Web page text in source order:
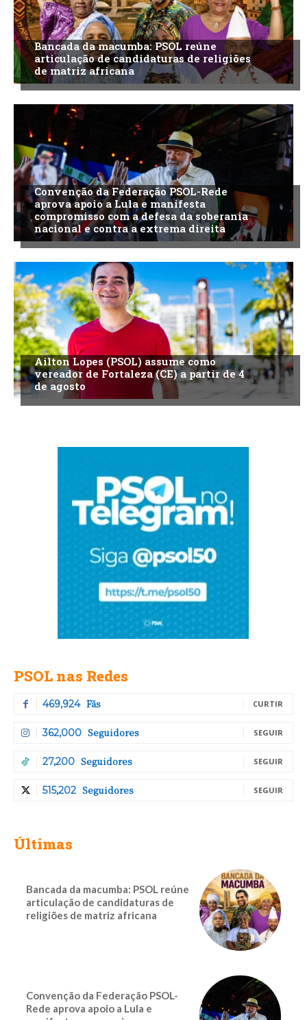
Bancada da macumba: PSOL reúne
articulação de candidaturas de religiões
de matriz africana
Convenção da Federação PSOL-Rede
aprova apoio a Lula e manifesta
compromisso com a defesa da soberania
nacional e contra a extrema direita
Ailton Lopes (PSOL) assume como
vereador de Fortaleza (CE) a partir de 4
de agosto
PSOL nas Redes
469,924 Fãs CURTIR
362,000 Seguidores SEGUIR
27,200 Seguidores SEGUIR
515,202 Seguidores SEGUIR
Últimas
Bancada da macumba: PSOL reúne
articulação de candidaturas de
religiões de matriz africana
Convenção da Federação PSOL-
Rede aprova apoio a Lula e